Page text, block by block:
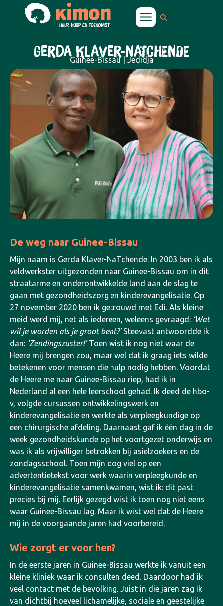
GERDA KLAVER-NATCHENDE
Guinee-Bissau | Jedidja
De weg naar Guinee-Bissau
Mijn naam is Gerda Klaver-NaTchende. In 2003 ben ik als
veldwerkster uitgezonden naar Guinee-Bissau om in dit
straatarme en onderontwikkelde land aan de slag te
gaan met gezondheidszorg en kinderevangelisatie. Op
27 november 2020 ben ik getrouwd met Edi. Als kleine
meid werd mij, net als iedereen, weleens gevraagd: ‘Wat
wil je worden als je groot bent?’Steevast antwoordde ik
dan: ‘Zendingszuster!’Toen wist ik nog niet waar de
Heere mij brengen zou, maar wel dat ik graag iets wilde
betekenen voor mensen die hulp nodig hebben. Voordat
de Heere me naar Guinee-Bissau riep, had ik in
Nederland al een hele leerschool gehad. Ik deed de hbo-
v, volgde cursussen ontwikkelingswerk en
kinderevangelisatie en werkte als verpleegkundige op
een chirurgische afdeling. Daarnaast gaf ik één dag in de
week gezondheidskunde op het voortgezet onderwijs en
was ik als vrijwilliger betrokken bij asielzoekers en de
zondagsschool. Toen mijn oog viel op een
advertentietekst voor werk waarin verpleegkunde en
kinderevangelisatie samenkwamen, wist ik: dit past
precies bij mij. Eerlijk gezegd wist ik toen nog niet eens
waar Guinee-Bissau lag. Maar ik wist wel dat de Heere
mij in de voorgaande jaren had voorbereid.
Wie zorgt er voor hen?
In de eerste jaren in Guinee-Bissau werkte ik vanuit een
kleine kliniek waar ik consulten deed. Daardoor had ik
veel contact met de bevolking. Juist in die jaren zag ik
van dichtbij hoeveel lichamelijke, sociale en geestelijke